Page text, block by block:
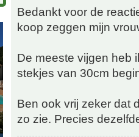
Bedankt voor de
koop zeggen mijn
De meeste vijgen heb
stekjes van 30cm
Ben ook vrij zeker dat
zo zie. Precies